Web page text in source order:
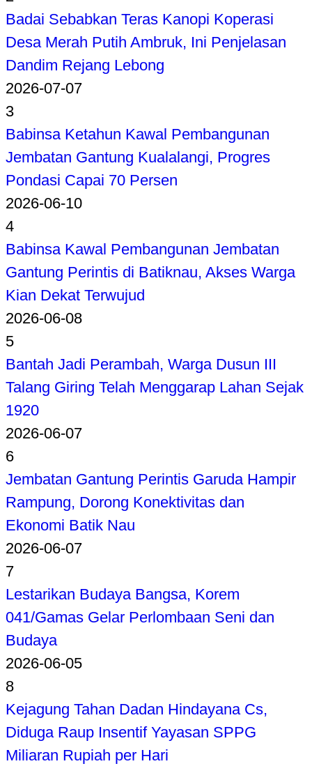
Badai Sebabkan Teras Kanopi Koperasi
Desa Merah Putih Ambruk, Ini Penjelasan
Dandim Rejang Lebong
2026-07-07
3
Babinsa Ketahun Kawal Pembangunan
Jembatan Gantung Kualalangi, Progres
Pondasi Capai 70 Persen
2026-06-10
4
Babinsa Kawal Pembangunan Jembatan
Gantung Perintis di Batiknau, Akses Warga
Kian Dekat Terwujud
2026-06-08
5
Bantah Jadi Perambah, Warga Dusun III
Talang Giring Telah Menggarap Lahan Sejak
1920
2026-06-07
6
Jembatan Gantung Perintis Garuda Hampir
Rampung, Dorong Konektivitas dan
Ekonomi Batik Nau
2026-06-07
7
Lestarikan Budaya Bangsa, Korem
041/Gamas Gelar Perlombaan Seni dan
Budaya
2026-06-05
8
Kejagung Tahan Dadan Hindayana Cs,
Diduga Raup Insentif Yayasan SPPG
Miliaran Rupiah per Hari